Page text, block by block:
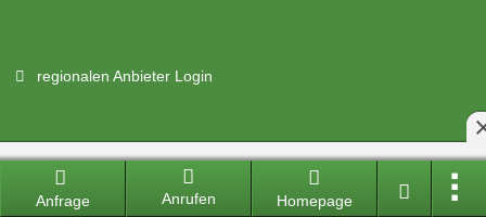
Anfrage Anrufen Homepage
regionalen Anbieter Login
Branchenportal Software made in Germany
Aktuelle Version: 14.13.0